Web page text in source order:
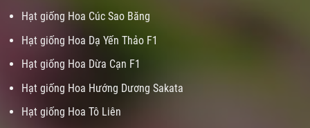
Hạt giống Hoa Cúc Sao Băng
Hạt giống Hoa Dạ Yến Thảo F1
Hạt giống Hoa Dừa Cạn F1
Hạt giống Hoa Hướng Dương Sakata
Hạt giống Hoa Tô Liên